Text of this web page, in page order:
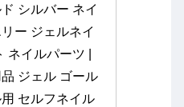
シルバー ネイ
ー ジェルネイ
ネイルパーツ |
ジェル ゴール
セルフネイル